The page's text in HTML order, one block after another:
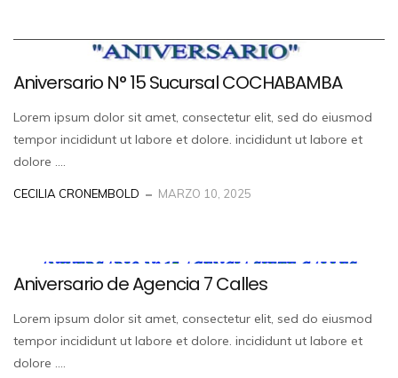
Aniversario N° 15 Sucursal COCHABAMBA
Lorem ipsum dolor sit amet, consectetur elit, sed do eiusmod
tempor incididunt ut labore et dolore. incididunt ut labore et
dolore ....
CECILIA CRONEMBOLD MARZO 10, 2025
Aniversario de Agencia 7 Calles
Lorem ipsum dolor sit amet, consectetur elit, sed do eiusmod
tempor incididunt ut labore et dolore. incididunt ut labore et
dolore ....